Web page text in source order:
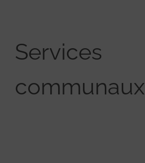
Services
communaux